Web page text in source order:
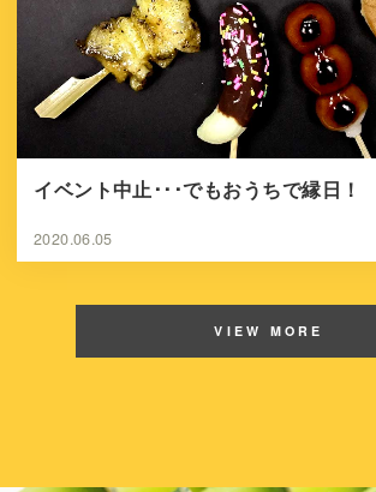
イベント中止･･･でもおうちで縁日！
2020.06.05
VIEW MORE